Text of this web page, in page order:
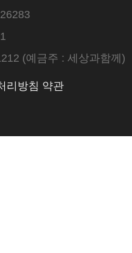
(예금주 : 세상과함께)
리방침 약관